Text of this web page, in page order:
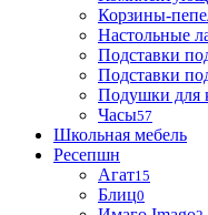
Корзины-
Настольные
Подставки
Подставки
Подушки для
Часы57
Школьная мебель
Ресепшн
Агат15
Блиц0